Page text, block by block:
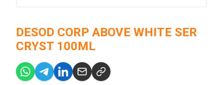
DESOD CORP ABOVE WHITE SER
CRYST 100ML